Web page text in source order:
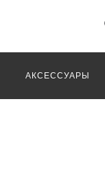
АКСЕССУАРЫ